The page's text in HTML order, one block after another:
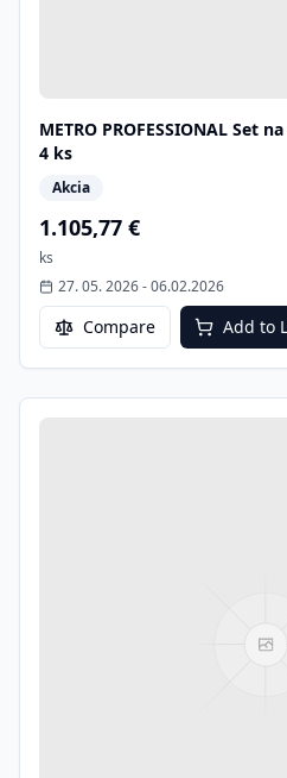
METRO PROFESSIONAL Set
4 ks
Akcia
1.105,77 €
ks
27. 05. 2026-06.02.2026
Compare Add to